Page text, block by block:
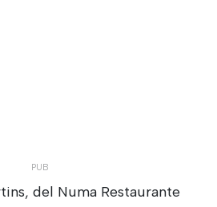
del Numa Restaurante